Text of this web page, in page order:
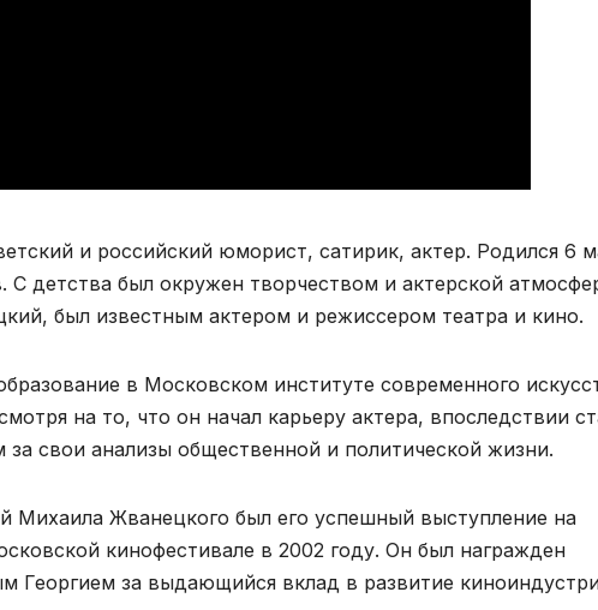
и российский юморист, сатирик, актер. Родился 6
С детства был окружен творчеством и актерской
был известным актером и режиссером театра и кино.
в Московском институте современного
на то, что он начал карьеру актера, впоследствии
свои анализы общественной и политической жизни.
Михаила Жванецкого был его успешный выступление на
кинофестивале в 2002 году. Он был награжден
Георгием за выдающийся вклад в развитие